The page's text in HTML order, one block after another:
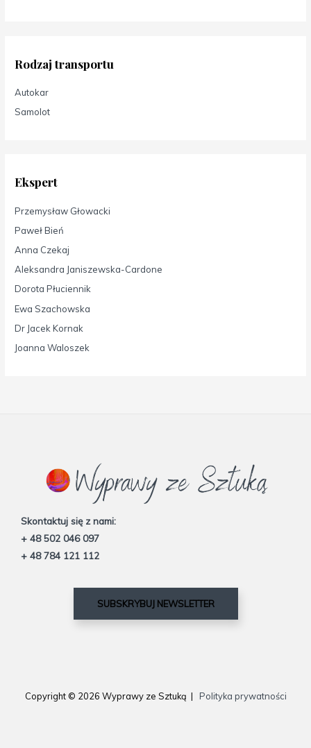
Rodzaj transportu
Autokar
Samolot
Ekspert
Przemysław Głowacki
Paweł Bień
Anna Czekaj
Aleksandra Janiszewska-Cardone
Dorota Płuciennik
Ewa Szachowska
Dr Jacek Kornak
Joanna Waloszek
Skontaktuj się z nami:
+ 48 502 046 097
+ 48 784 121 112
SUBSKRYBUJ NEWSLETTER
Copyright © 2026 Wyprawy ze Sztuką | Polityka prywatności